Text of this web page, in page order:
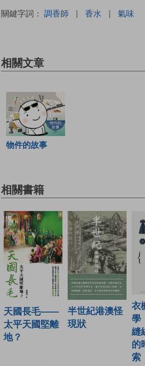
關鍵字詞： 調香師 | 香水 | 氣味
相關文章
物件的故事
相關書籍
天國長毛——
太平天國堅離
地？
半世紀港澳怪
現狀
衣
學
縫
的
索